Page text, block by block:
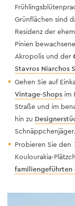
Grünflächen sind
Residenz der
Pinien bewachsene
Akropolis und der
Stavros Niarchos
Gehen Sie auf
Vintage-Shops im
Straße und im
hin zu
Schnäppchenjäger.
Probieren Sie den
Koulourakia-
familiengeführten